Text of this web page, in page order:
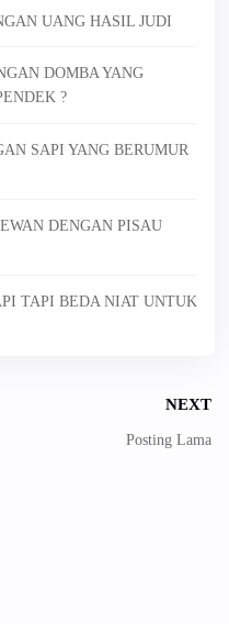
UANG HASIL JUDI
DOMBA YANG
?
SAPI YANG BERUMUR
DENGAN PISAU
TAPI BEDA NIAT UNTUK
NEXT
Posting Lama